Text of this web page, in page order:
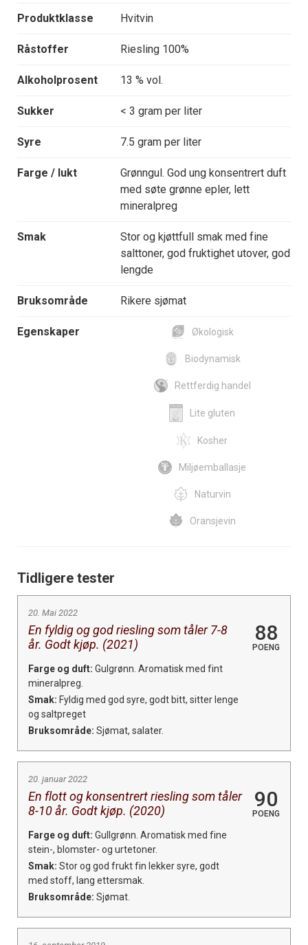
Produktklasse Hvitvin
Råstoffer Riesling 100%
Alkoholprosent 13 % vol.
Sukker < 3 gram per liter
Syre 7.5 gram per liter
Farge / lukt
Grønngul. God ung konsentrert duft
med søte grønne epler, lett
mineralpreg
Smak
Stor og kjøttfull smak med fine
salttoner, god fruktighet utover, god
lengde
Bruksområde Rikere sjømat
Egenskaper Økologisk
Biodynamisk
Rettferdig handel
Lite gluten
Kosher
Miljøemballasje
Naturvin
Oransjevin
Tidligere tester
20. Mai 2022
En fyldig og god riesling som tåler 7-8
år. Godt kjøp. (2021)
88
POENG
Farge og duft: Gulgrønn. Aromatisk med fint
mineralpreg.
Smak: Fyldig med god syre, godt bitt, sitter lenge
og saltpreget
Bruksområde: Sjømat, salater.
20. januar 2022
En flott og konsentrert riesling som tåler
8-10 år. Godt kjøp. (2020)
90
POENG
Farge og duft: Gullgrønn. Aromatisk med fine
stein-, blomster- og urtetoner.
Smak: Stor og god frukt fin lekker syre, godt
med stoff, lang ettersmak.
Bruksområde: Sjømat.